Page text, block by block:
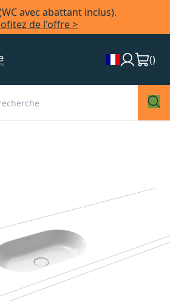
avec abattant inclus).
de l'offre >
()